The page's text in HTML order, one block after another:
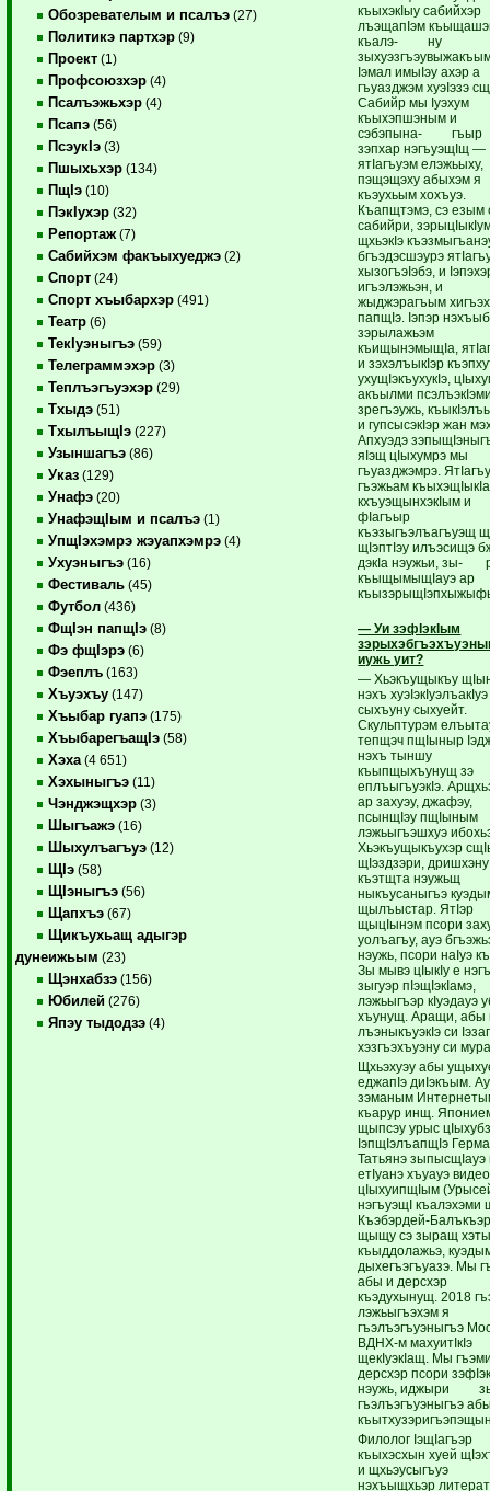
Обозревателым и псалъэ (27)
Политикэ партхэр (9)
Проект (1)
Профсоюзхэр (4)
Псалъэжьхэр (4)
Псапэ (56)
ПсэукIэ (3)
Пшыхьхэр (134)
ПщIэ (10)
ПэкIухэр (32)
Репортаж (7)
Сабийхэм факъыхуеджэ (2)
Спорт (24)
Спорт хъыбархэр (491)
Театр (6)
ТекIуэныгъэ (59)
Телеграммэхэр (3)
Теплъэгъуэхэр (29)
Тхыдэ (51)
ТхылъыщIэ (227)
Узыншагъэ (86)
Указ (129)
Унафэ (20)
УнафэщIым и псалъэ (1)
УпщIэхэмрэ жэуапхэмрэ (4)
Ухуэныгъэ (16)
Фестиваль (45)
Футбол (436)
ФщIэн папщIэ (8)
Фэ фщIэрэ (6)
Фэеплъ (163)
Хъуэхъу (147)
Хъыбар гуапэ (175)
ХъыбарегъащIэ (58)
Хэха (4 651)
Хэхыныгъэ (11)
Чэнджэщхэр (3)
Шыгъажэ (16)
Шыхулъагъуэ (12)
ЩIэ (58)
ЩIэныгъэ (56)
Щапхъэ (67)
Щикъухьащ адыгэр
дунеижьым (23)
Щэнхабзэ (156)
Юбилей (276)
Япэу тыдодзэ (4)
къыхэкIыу сабийхэр
лъэщапIэм
къалэ- ну
Iэмал имыIэу ахэр а
гъуазджэм хуэIэзэ
Сабийр мы Iуэхум
къыхэпшэным и
сэбэпына- гъыр
зэпхар нэгъуэщIщ —
ятIагъуэм елэжьыху,
пэщэщэху абыхэм я
къэухьым хохъуэ.
Къапщтэмэ, сэ езым
сабийри,
щхьэкIэ
бгъэдэсшэурэ
хызогъэIэбэ, и
игъэлэжьэн, и
жыджэрагъым
папщIэ. Iэпэр
зэрылажьэм
къищынэмыщIа,
и зэхэлъыкIэр
ухущIэкъухукIэ,
акъылми
зрегъэужь,
и гупсысэкIэр жан
Апхуэдэ
яIэщ цIыхумрэ мы
гъуазджэмрэ.
гъэжьам къыхэщIыкIа
кхъуэщынхэкIым и
фIагъыр
къэзыгъэлъагъуэщ
щIэптIэу илъэсищэ
дэкIа нэужьи, зы-
къыщымыщIауэ ар
— Уи зэфIэкIым
иужь уит?
— Хьэкъущыкъу
нэхъ хуэIэкIуэлъакIуэ
сыхъуну сыхуейт.
Скульптурэм
тепщэч пщIыныр
нэхъ тыншу
къыпщыхъунущ зэ
еплъыгъуэкIэ.
ар захуэу, джафэу,
псынщIэу пщIыным
лэжьыгъэшхуэ
Хьэкъущыкъухэр
щIэздзэри, дришхэну
къэтщта нэужьщ
ныкъусаныгъэ
щылъыстар. ЯтIэр
щыцIынэм псори
уолъагъу, ауэ
нэужь, псори наIуэ
Зы мывэ цIыкIу е
зыгуэр пIэщIэкIамэ,
лэжьыгъэр кIуэдауэ
хъунущ. Аращи, абы
лъэныкъуэкIэ си
хэзгъэхъуэну си
Щхьэхуэу абы
еджапIэ диIэкъым.
зэманым
къарур инщ.
щыпсэу урыс
IэпщIэлъапщIэ
Татьянэ зыпысщIауэ
етIуанэ хъуауэ
цIыхуипщIым
нэгъуэщI
Къэбэрдей-
щыщу сэ зыращ
къыддолажьэ,
дыхегъэгъуазэ. Мы
абы и дерсхэр
къэдухынущ. 2018
лэжьыгъэхэм я
гъэлъэгъуэныгъэ
ВДНХ-м махуитIкIэ
щекIуэкIащ. Мы
дерсхэр псори
нэужь, иджыри
гъэлъэгъуэныгъэ
Филолог IэщIагъэр
къыхэсхын хуей
и щхьэусыгъуэ
нэхъыщхьэр